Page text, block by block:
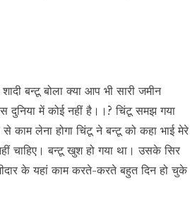
बन्टू बोला क्या आप भी सारी जमीन
दुनिया में कोई नहीं है।।? चिंटू समझ गया
काम लेना होगा चिंटू ने बन्टू को कहा भाई मेरे
चाहिए। बन्टू खुश हो गया था। उसके सिर
के यहां काम करते-करते बहुत दिन हो चुके